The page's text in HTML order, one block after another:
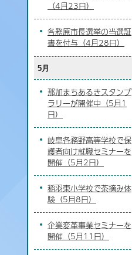
（4月23日）
各務原市長選挙の当選証
書を付与（4月28日）
5月
那加まちあるきスタンプ
ラリーが開催中（5月1
日）
岐阜各務野高等学校で保
護者向け就職セミナーを
開催（5月2日）
稲羽東小学校で茶摘み体
験（5月8日）
企業変革事業セミナーを
開催（5月11日）